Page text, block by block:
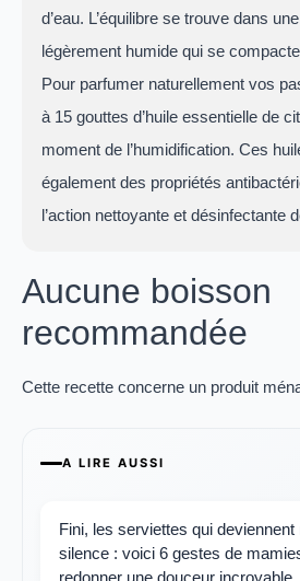
d’eau. L’équilibre se trouve dans
légèrement humide qui se
Pour parfumer naturellement vos
à 15 gouttes d’huile essentielle de
moment de l’humidification. Ces
également des propriétés
l’action nettoyante et désinfectante
Aucune boisson
recommandée
Cette recette concerne un produit
A LIRE AUSSI
Fini, les serviettes qui deviennent
silence : voici 6 gestes de